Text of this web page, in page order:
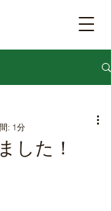
した！
: 1分